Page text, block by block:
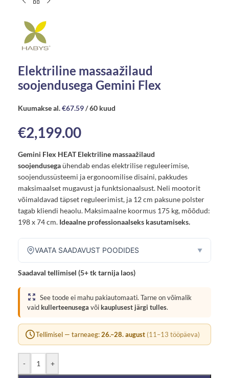
Elektriline massaažilaud
soojendusega Gemini Flex
Kuumakse al.€67.59/ 60 kuud
€2,199.00
Gemini Flex HEAT Elektriline massaažilaud
soojendusegaühendab endas elektrilise reguleerimise,
soojendussüsteemi ja ergonoomilise disaini, pakkudes
maksimaalset mugavust ja funktsionaalsust. Neli mootorit
võimaldavad täpset reguleerimist, ja 12 cm paksune polster
tagab kliendi heaolu. Maksimaalne koormus 175 kg, mõõdud:
198 x 74 cm. Ideaalne professionaalseks kasutamiseks.
VAATA SAADAVUST POODIDES ▼
Saadaval tellimisel (5+ tk tarnija laos)
See toode ei mahu pakiautomaati. Tarne on võimalik
vaidkullerteenusega võikauplusest järgi tulles.
Tellimisel — tarneaeg:26.–28. august (11–13 tööpäeva)
- +